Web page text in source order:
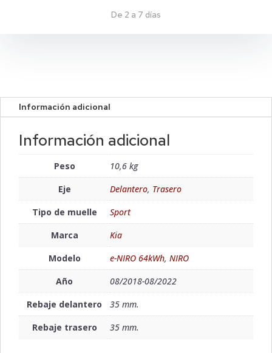
De 2 a 7 días
Información adicional
Información adicional
Peso
10,6 kg
Eje
Delantero, Trasero
Tipo de muelle
Sport
Marca
Kia
Modelo
e-NIRO 64kWh, NIRO
Año
08/2018-08/2022
Rebaje delantero
35 mm.
Rebaje trasero
35 mm.